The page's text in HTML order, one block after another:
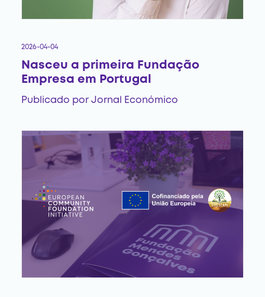
2026-04-04
Nasceu a primeira Fundação
Empresa em Portugal
Publicado por Jornal Económico